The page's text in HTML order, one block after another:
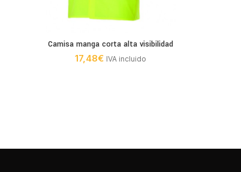
Camisa manga corta alta visibilidad
17,48€ IVA incluido